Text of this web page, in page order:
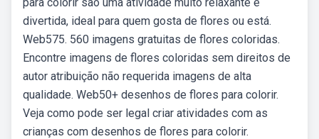
divertida, ideal para quem gosta de flores ou está.
Web575. 560 imagens gratuitas de flores coloridas.
Encontre imagens de flores coloridas sem direitos de
autor atribuição não requerida imagens de alta
qualidade. Web50+ desenhos de flores para colorir.
Veja como pode ser legal criar atividades com as
crianças com desenhos de flores para colorir.